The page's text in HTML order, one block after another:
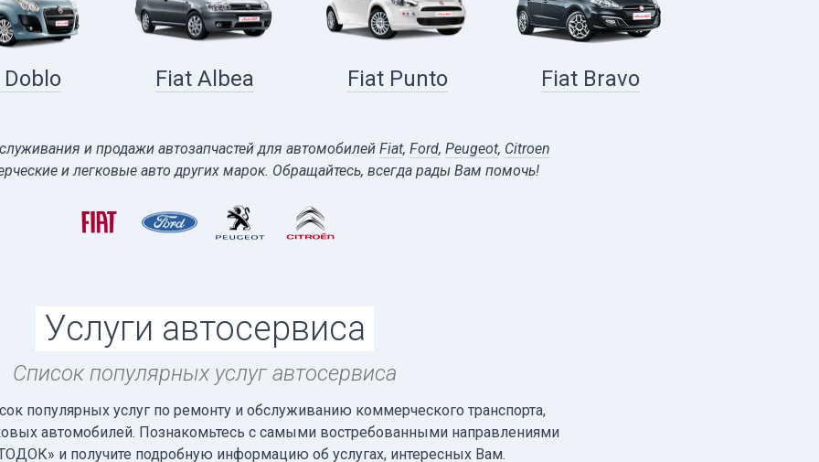
Fiat Albea Fiat Punto Fiat Bravo
и продажи автозапчастей для автомобилей Fiat, Ford, Peugeot, Citroen
и легковые авто других марок. Обращайтесь, всегда рады Вам помочь!
Услуги автосервиса
Список популярных услуг автосервиса
популярных услуг по ремонту и обслуживанию коммерческого транспорта,
автомобилей. Познакомьтесь с самыми востребованными направлениями
и получите подробную информацию об услугах, интересных Вам.